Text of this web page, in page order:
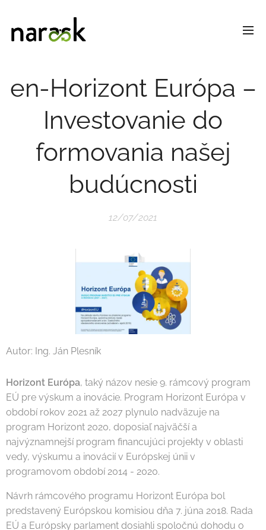
en-Horizont Európa –
Investovanie do
formovania našej
budúcnosti
12/07/2021
Autor: Ing. Ján Plesník
Horizont Európa, taký názov nesie 9. rámcový program
EÚ pre výskum a inovácie. Program Horizont Európa v
období rokov 2021 až 2027 plynulo nadväzuje na
program Horizont 2020, doposiaľ najväčší a
najvýznamnejší program financujúci projekty v oblasti
vedy, výskumu a inovácií v Európskej únii v
programovom období 2014 - 2020.
Návrh rámcového programu Horizont Európa bol
predstavený Európskou komisiou dňa 7. júna 2018. Rada
EÚ a Európsky parlament dosiahli spoločnú dohodu o